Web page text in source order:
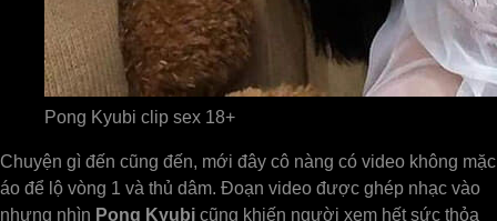
Pong Kyubi clip sex 18+
Chuyện gì đến cũng đến, mới đây cô nàng có video không mặc
áo để lộ vòng 1 và thủ dâm. Đoạn video được ghép nhạc vào
nhưng nhìn Pong Kyubi cũng khiến người xem hết sức thỏa